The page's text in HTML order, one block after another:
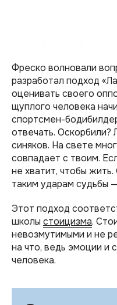
Фреско волновали
разработал подход
оценивать своего
щуплого человека
спортсмен-
отвечать. Оскорбили?
синяков. На свете
совпадает с твоим.
не хватит, чтобы
таким ударам судьбы
Этот подход
школы стоицизма.
невозмутимыми и не
на что, ведь эмоции и
человека.